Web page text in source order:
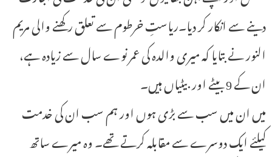
دینے سے انکار کر دیا۔ریاستِ خرطوم سے تعلق رکھنے والی مریم
النور نے بتایا کہ میری والدہ کی عمر نوے سال سے زیادہ ہے،
ان کے 9 بیٹے اور بیٹیاں ہیں۔
میں ان میں سب سے بڑی ہوں اور ہم سب ان کی خدمت
کیلئے ایک دوسرے سے مقابلہ کرتے تھے۔ وہ میرے ساتھ